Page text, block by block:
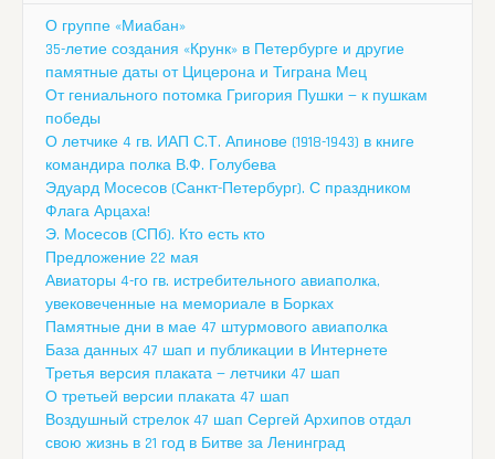
О группе «Миабан»
35-летие создания «Крунк» в Петербурге и другие
памятные даты от Цицерона и Тиграна Мец
От гениального потомка Григория Пушки — к пушкам
победы
О летчике 4 гв. ИАП С.Т. Апинове (1918-1943) в книге
командира полка В.Ф. Голубева
Эдуард Мосесов (Санкт-Петербург). С праздником
Флага Арцаха!
Э. Мосесов (СПб). Кто есть кто
Предложение 22 мая
Авиаторы 4-го гв. истребительного авиаполка,
увековеченные на мемориале в Борках
Памятные дни в мае 47 штурмового авиаполка
База данных 47 шап и публикации в Интернете
Третья версия плаката — летчики 47 шап
О третьей версии плаката 47 шап
Воздушный стрелок 47 шап Сергей Архипов отдал
свою жизнь в 21 год в Битве за Ленинград